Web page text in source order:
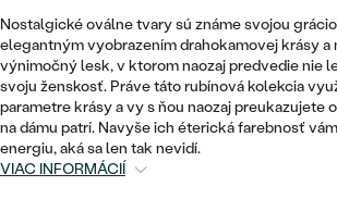
VINTAGE
NETRADIČNÉ
TEPANÉ
NETRADIČNÉ
ZOSTAVTE SI PRSTEŇ
ZAČAŤ S PRSTEŇOM
PRÍVESKY
NÁRAMKY
SETY
MINIMALISTICKÉ
VISIACE
SOLITÉR
V TVARE SRDCA
NARODENIE DIEŤAŤA
PERSONALIZOVANÉ
SO ZNAMENÍM ZVEROKRUHU
PODĽA ŠTÝLU
ETERNITY
MINIMALISTICKÉ
Nostalgické oválne tvary sú známe svojou
elegantným vyobrazením drahokamovej krásy a
výnimočný lesk, v ktorom naozaj predvedie nie
svoju ženskosť. Práve táto rubínová kolekcia
parametre krásy a vy s ňou naozaj preukazujete
na dámu patrí. Navyše ich éterická farebnosť
energiu, aká sa len tak nevidí.
VIAC INFORMÁCIÍ